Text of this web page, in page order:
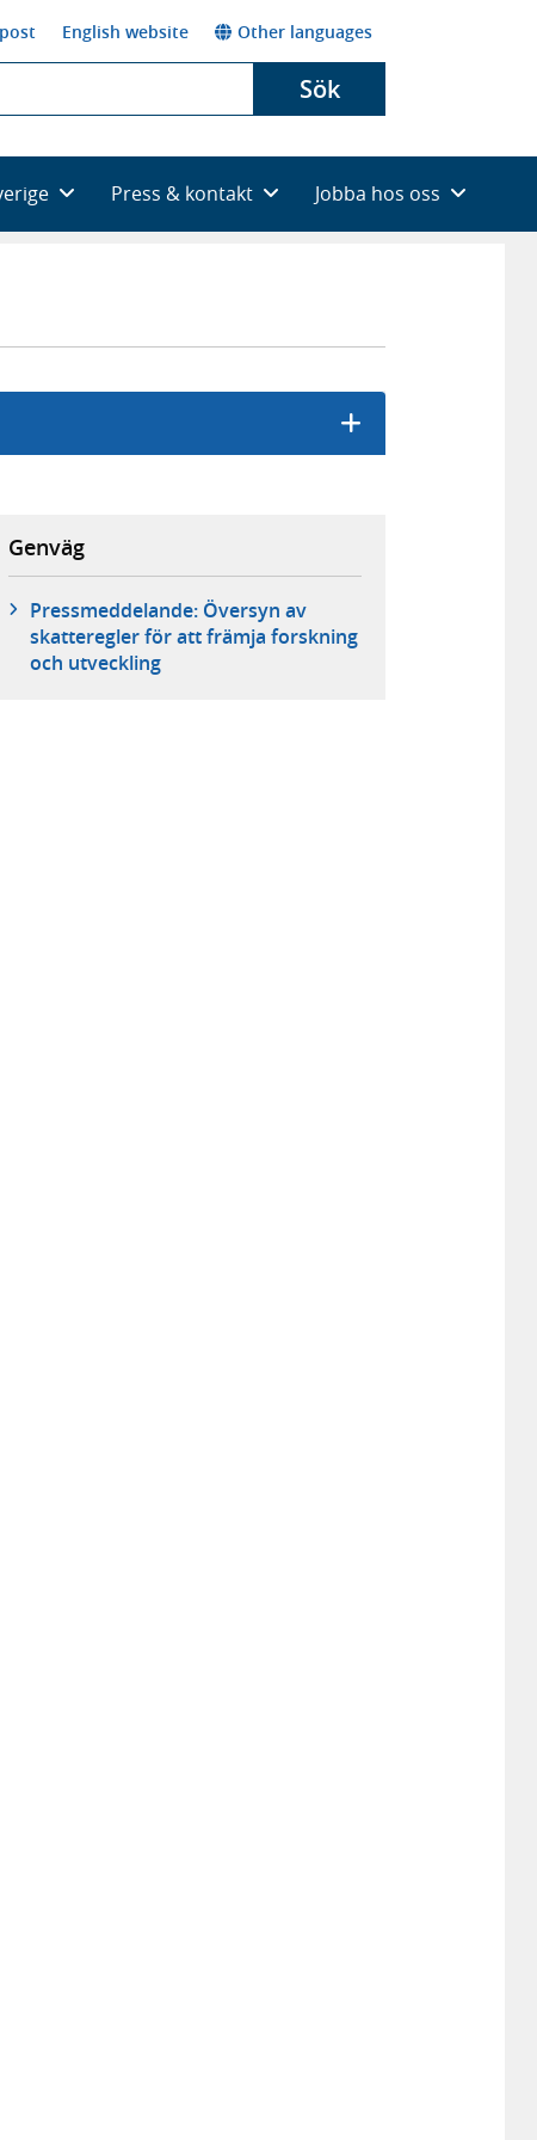
English website Other languages
Sök
Press & kontakt Jobba hos oss
Genväg
Pressmeddelande: Översyn av
skatteregler för att främja forskning
och utveckling